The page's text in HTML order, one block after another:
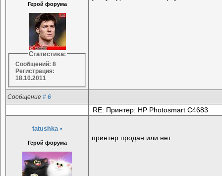
Герой форума
Статистика:
Сообщений: 8
Регистрация:
18.10.2011
Сообщение # 6
RE: Принтер: HP Photosmart C4683
tatushka •
Герой форума
принтер продан или нет